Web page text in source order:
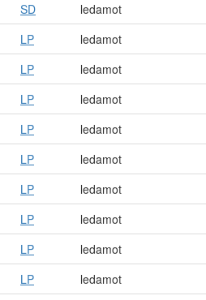
SD ledamot
LP ledamot
LP ledamot
LP ledamot
LP ledamot
LP ledamot
LP ledamot
LP ledamot
LP ledamot
LP ledamot